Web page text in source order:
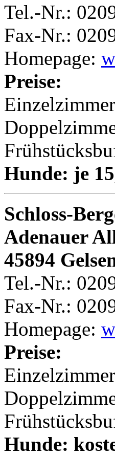
Tel.-Nr.:
Fax-Nr.:
Homepage:
Preise:
Hunde: je
Schloss-
Adenauer
45894
Tel.-Nr.:
Fax-Nr.:
Homepage:
Preise:
Hunde: